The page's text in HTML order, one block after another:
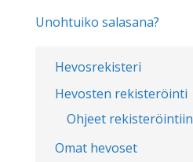
Hevosrekisteri
Hevosten rekisteröinti
Ohjeet rekisteröintiin
Omat hevoset
Unohtuiko salasana?